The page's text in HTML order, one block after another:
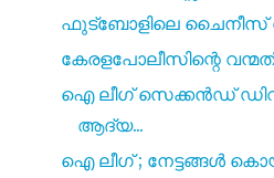
ഫുട്ബോളിലെ ചൈനീസ്
കേരളപോലീസിന്റെ
ഐ ലീഗ് സെക്കൻഡ്
ആദ്യ...
ഐ ലീഗ് ; നേട്ടങ്ങൾ